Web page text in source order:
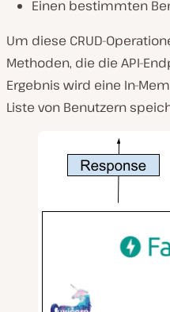
Einen bestimmten
Um diese CRUD-
Methoden, die die API-
Ergebnis wird eine In-
Liste von Benutzern